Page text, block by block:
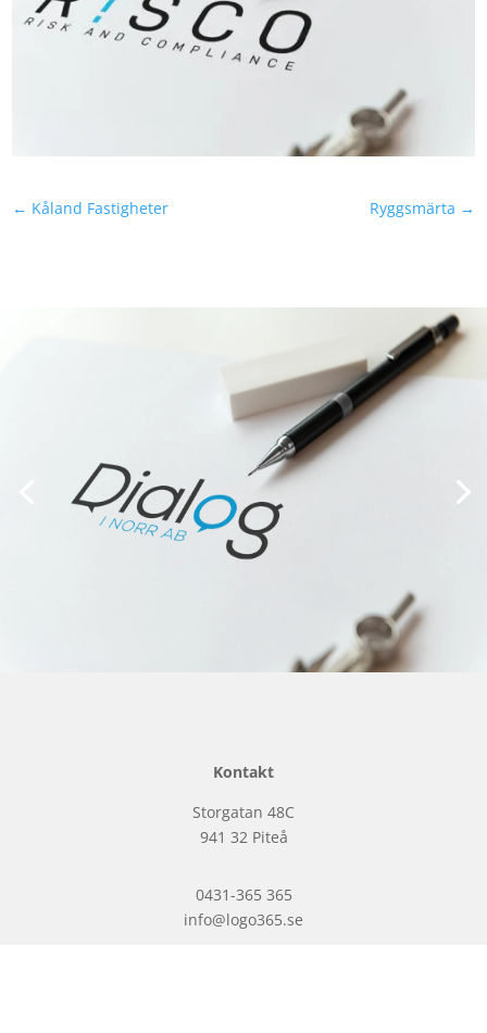
← Kåland Fastigheter Ryggsmärta →
Kontakt
Storgatan 48C
941 32 Piteå
0431-365 365
info@logo365.se